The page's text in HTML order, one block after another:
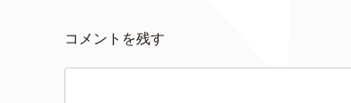
コメントを残す